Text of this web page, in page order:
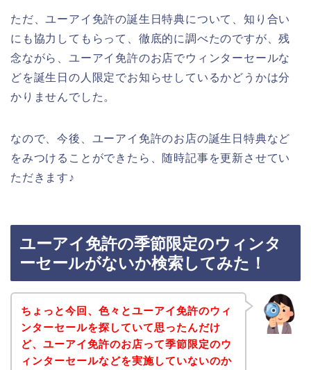
ただ、ユーアイ免許の誕生日特典について、知り合い
にも協力してもらって、徹底的に調べたのですが、残
念ながら、ユーアイ免許のお店でウィンターセールな
どを誕生日の人限定でお知らせしているかどうかは分
かりませんでした。
なので、今後、ユーアイ免許のお店の誕生日特典など
をみつけることができたら、随時記事を更新させてい
ただきます♪
ユーアイ免許の季節限定のウィンタ
ーセールがないか検索してみた！
ちょっと今回、色々とユーアイ免許のウィ
ンターセールを探していて思ったんだけ
ど、ユーアイ免許のお店って季節限定のウ
ィンターセールなどを実施していないのか